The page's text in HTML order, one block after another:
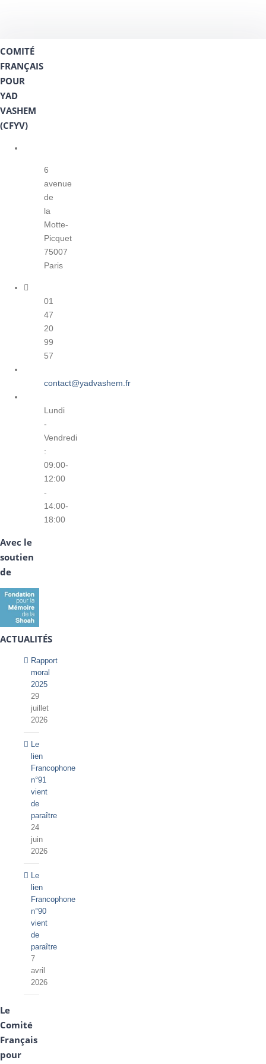
COMITÉ
FRANÇAIS
POUR
YAD
VASHEM
(CFYV)
6
avenue
de
la
Motte-
Picquet
75007
Paris
01
47
20
99
57
contact@yadvashem.fr
Lundi
-
Vendredi
:
09:00-
12:00
-
14:00-
18:00
Avec le
soutien
de
ACTUALITÉS
Rapport
moral
2025
29
juillet
2026
Le
lien
Francophone
n°91
vient
de
paraître
24
juin
2026
Le
lien
Francophone
n°90
vient
de
paraître
7
avril
2026
Le
Comité
Français
pour